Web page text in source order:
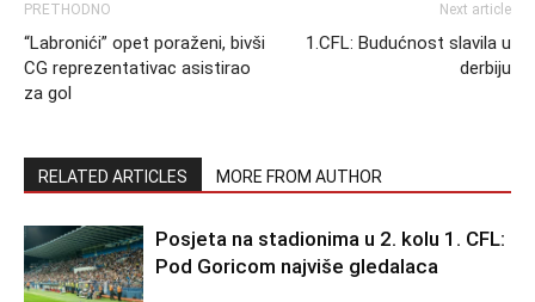
PRETHODNO
“Labronići” opet poraženi, bivši
CG reprezentativac asistirao
za gol
Next article
1.CFL: Budućnost slavila u
derbiju
RELATED ARTICLES MORE FROM AUTHOR
Posjeta na stadionima u 2. kolu 1. CFL:
Pod Goricom najviše gledalaca